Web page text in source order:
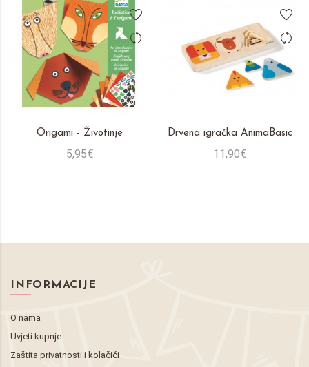
Origami - Životinje
5,95€
Drvena igračka AnimaBasic
11,90€
INFORMACIJE
O nama
Uvjeti kupnje
Zaštita privatnosti i kolačići